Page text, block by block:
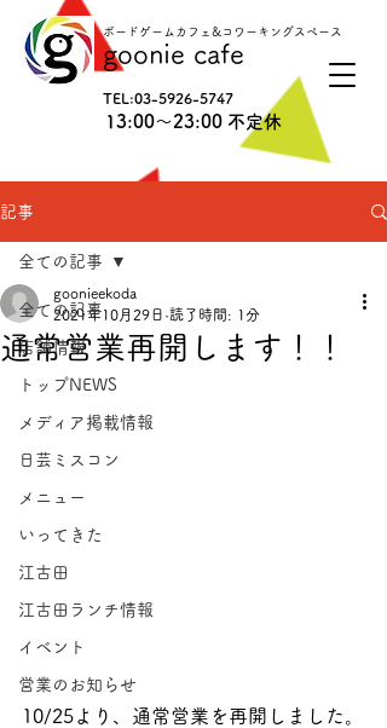
ボードゲームカフェ&コワーキングスペース
goonie cafe
TEL:03-5926-5747
13:00〜23:00 不定休
記事
全ての記事
店舗情報
トップNEWS
メディア掲載情報
日芸ミスコン
メニュー
いってきた
江古田
江古田ランチ情報
イベント
営業のお知らせ
全ての記事
通常営業再開します！！
goonieekoda
2021年10月29日 読了時間: 1分
10/25より、通常営業を再開しました。